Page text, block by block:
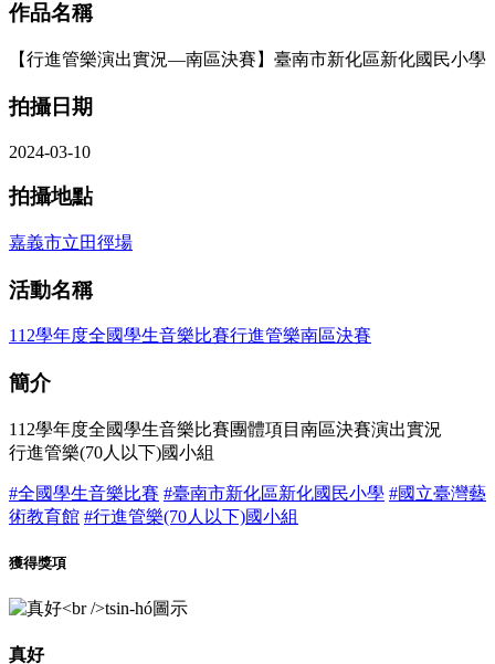
作品名稱
【行進管樂演出實況—南區決賽】臺南市新化區新化國民小學
拍攝日期
2024-03-10
拍攝地點
嘉義市立田徑場
活動名稱
112學年度全國學生音樂比賽行進管樂南區決賽
簡介
112學年度全國學生音樂比賽團體項目南區決賽演出實況
行進管樂(70人以下)國小組
#全國學生音樂比賽 #臺南市新化區新化國民小學 #國立臺灣藝
術教育館 #行進管樂(70人以下)國小組
獲得獎項
真好